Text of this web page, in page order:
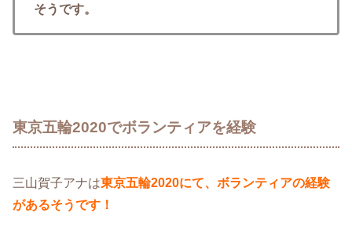
そうです。
東京五輪2020でボランティアを経験
三山賀子アナは東京五輪2020にて、ボランティアの経験
があるそうです！